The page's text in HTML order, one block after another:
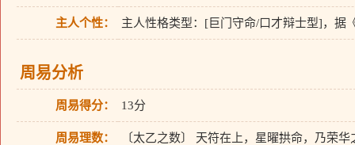
主人个性： 主人性格类型：[巨门守命/口才辩士型]，据
周易分析
周易得分： 13分
周易理数： 〔太乙之数〕 天符在上，星曜拱命，乃荣华